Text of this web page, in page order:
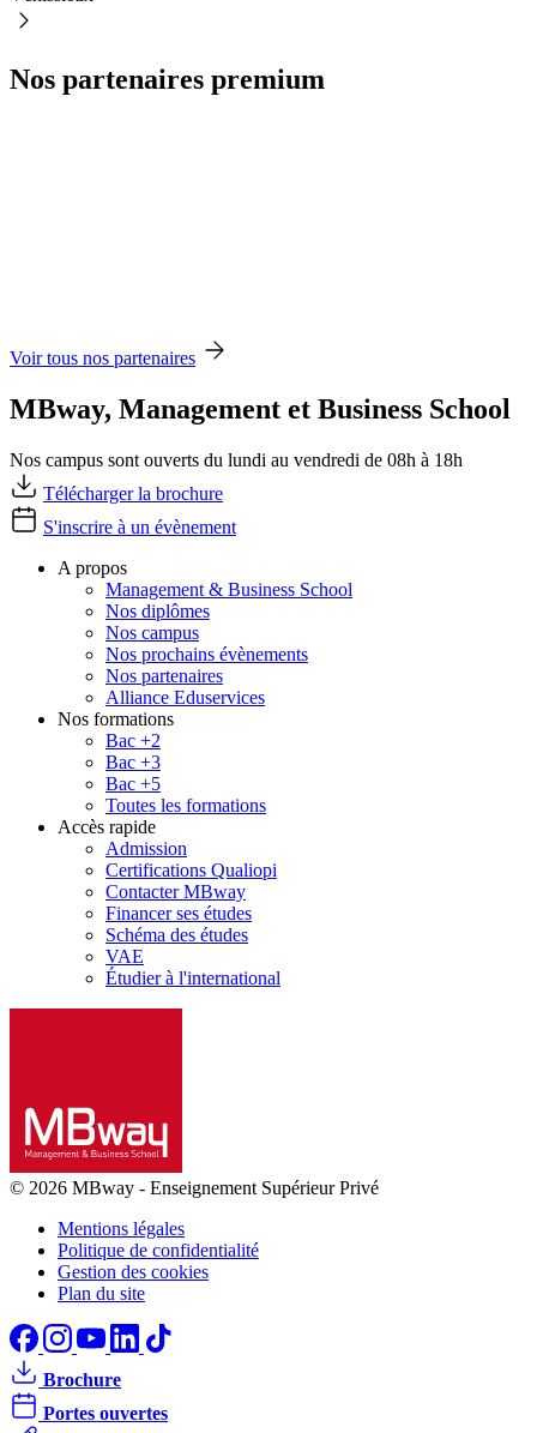
Nos partenaires premium
Voir tous nos partenaires
MBway, Management et Business School
Nos campus sont ouverts du lundi au vendredi de 08h à 18h
Télécharger la brochure
S'inscrire à un évènement
A propos
Management & Business School
Nos diplômes
Nos campus
Nos prochains évènements
Nos partenaires
Alliance Eduservices
Nos formations
Bac +2
Bac +3
Bac +5
Toutes les formations
Accès rapide
Admission
Certifications Qualiopi
Contacter MBway
Financer ses études
Schéma des études
VAE
Étudier à l'international
© 2026 MBway - Enseignement Supérieur Privé
Mentions légales
Politique de confidentialité
Gestion des cookies
Plan du site
Brochure
Portes ouvertes